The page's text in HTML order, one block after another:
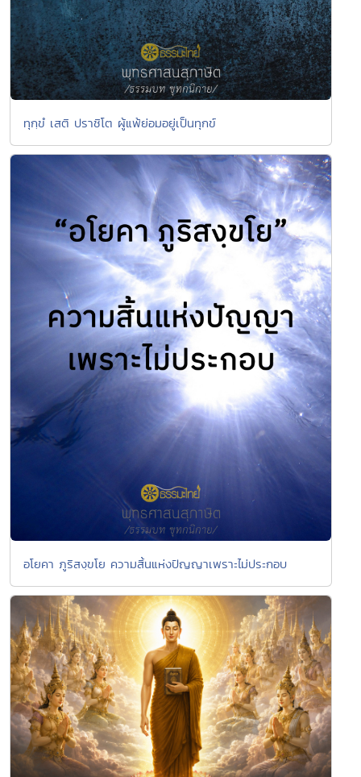
ทุกฺขํ เสติ ปราชิโต ผู้แพ้ย่อมอยู่เป็นทุกข์
อโยคา ภูริสงฺขโย ความสิ้นแห่งปัญญาเพราะไม่ประกอบ